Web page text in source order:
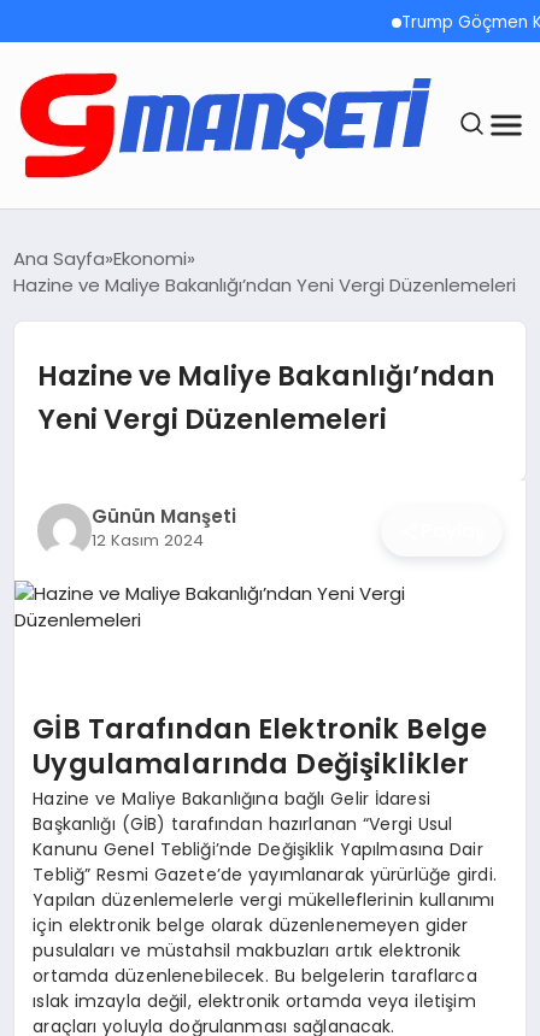
Trump Göçmen
MEGA MENÜ
TEKNOLOJI
İŞ DÜNYASI
ANA DEMO
MAGAZIN
KRIPTO PARA
GEZI & SEYAHAT
OYUN
Ana Sayfa Ekonomi
Hazine ve Maliye Bakanlığı’ndan Yeni Vergi Düzenlemeleri
Hazine ve Maliye Bakanlığı’ndan
Yeni Vergi Düzenlemeleri
Günün Manşeti
12 Kasım 2024
GİB Tarafından Elektronik Belge
Uygulamalarında Değişiklikler
Hazine ve Maliye Bakanlığına bağlı Gelir İdaresi
Başkanlığı (GİB) tarafından hazırlanan “Vergi Usul
Kanunu Genel Tebliği’nde Değişiklik Yapılmasına Dair
Tebliğ” Resmi Gazete’de yayımlanarak yürürlüğe girdi.
Yapılan düzenlemelerle vergi mükelleflerinin kullanımı
için elektronik belge olarak düzenlenemeyen gider
pusulaları ve müstahsil makbuzları artık elektronik
ortamda düzenlenebilecek. Bu belgelerin taraflarca
ıslak imzayla değil, elektronik ortamda veya iletişim
araçları yoluyla doğrulanması sağlanacak.